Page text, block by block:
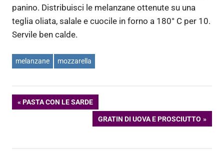
panino. Distribuisci le melanzane ottenute su una
teglia oliata, salale e cuocile in forno a 180° C per 10.
Servile ben calde.
melanzane mozzarella
Navigazione
ARTICOLO
PASTA CON LE SARDE
ARTICOLO
SUCCESSIVO:
GRATIN DI UOVA E PROSCIUTTO